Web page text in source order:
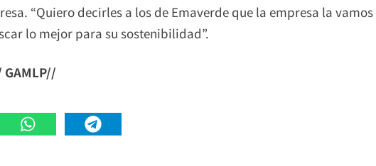
“Quiero decirles a los de Emaverde que la empresa la vamos
lo mejor para su sostenibilidad”.
GAMLP//